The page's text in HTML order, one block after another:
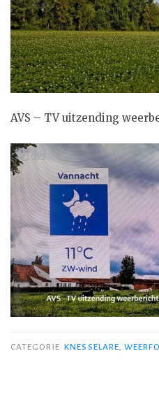
AVS – TV uitzending
CATEGORIE KNESSELARE,